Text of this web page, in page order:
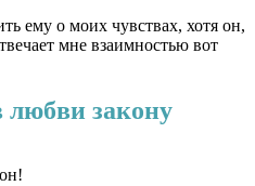
ему о моих чувствах, хотя он,
мне взаимностью вот
закону